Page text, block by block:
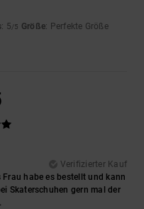
: 5/5 Größe: Perfekte Größe
Verifizierter Kauf
habe es bestellt und kann
Skaterschuhen gern mal der